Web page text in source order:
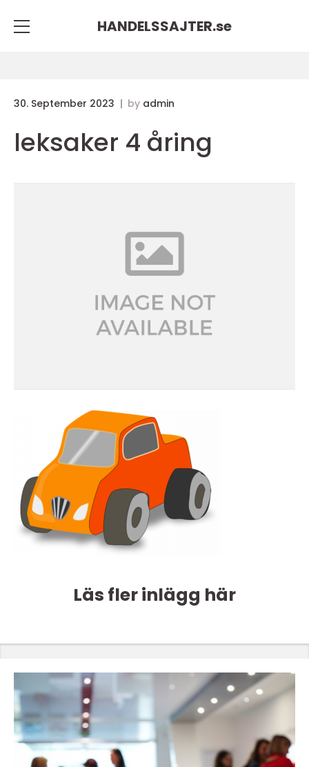
HANDELSSAJTER.se
30. September 2023 by admin
leksaker 4 åring
Läs fler inlägg här